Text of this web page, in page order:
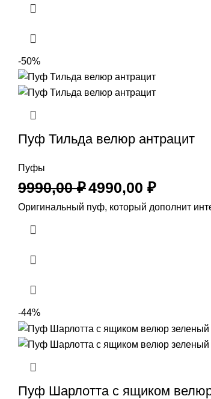
-50%
Пуф Тильда велюр антрацит
Пуфы
9990,00₽4990,00 ₽
Оригинальный пуф, который дополнит
-44%
Пуф Шарлотта с ящиком